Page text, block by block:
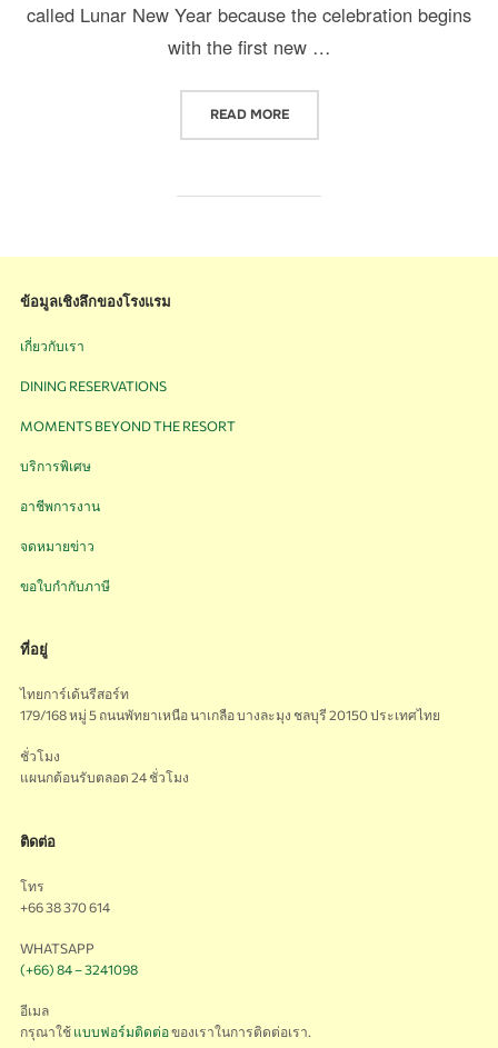
called Lunar New Year because the celebration begins
with the first new …
READ MORE
ข้อมูลเชิงลึกของโรงแรม
เกี่ยวกับเรา
DINING RESERVATIONS
MOMENTS BEYOND THE RESORT
บริการพิเศษ
อาชีพการงาน
จดหมายข่าว
ขอใบกำกับภาษี
ที่อยู่
ไทยการ์เด้นรีสอร์ท
179/168 หมู่ 5 ถนนพัทยาเหนือ นาเกลือ บางละมุง ชลบุรี 20150 ประเทศไทย
ชั่วโมง
แผนกต้อนรับตลอด 24 ชั่วโมง
ติดต่อ
โทร
+66 38 370 614
WHATSAPP
(+66) 84 – 3241098
อีเมล
กรุณาใช้ แบบฟอร์มติดต่อของเราในการติดต่อเรา.